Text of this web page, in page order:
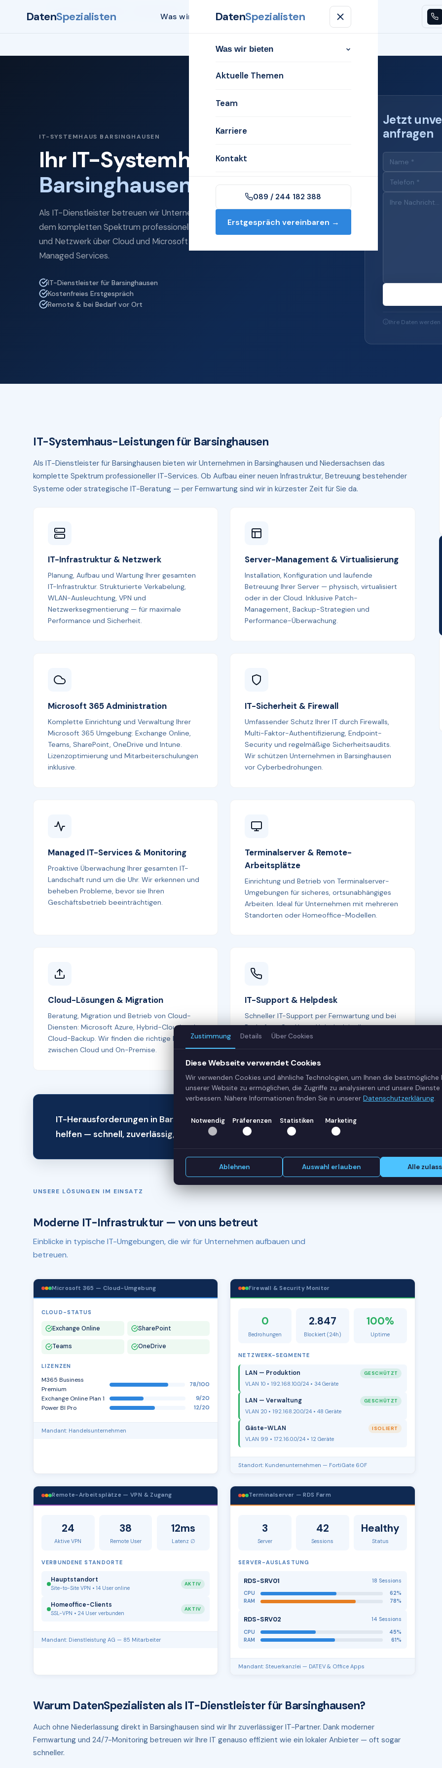
DatenSpezialisten Was wir bieten Aktuelle ThemenTeam Karriere
DatenSpezialisten
Was wir bieten
Aktuelle Themen
Team
Karriere
Kontakt
089 / 244 182 388
Erstgespräch vereinbaren →
Startseite Systemhaus
IT-SYSTEMHAUS BARSINGHAUSEN
Ihr IT-Systemhaus für
Barsinghausen
Als IT-Dienstleister betreuen wir Unternehmen in Barsinghausen mit
dem kompletten Spektrum professioneller IT-Services — von Server
und Netzwerk über Cloud und Microsoft 365 bis zu IT-Sicherheit und
Managed Services.
IT-Dienstleister für Barsinghausen
Kostenfreies Erstgespräch
Remote & bei Bedarf vor Ort
Jetzt
anfragen
Ihre Daten
IT-Systemhaus-Leistungen für Barsinghausen
Als IT-Dienstleister für Barsinghausen bieten wir Unternehmen in Barsinghausen und Niedersachsen das
komplette Spektrum professioneller IT-Services. Ob Aufbau einer neuen Infrastruktur, Betreuung bestehender
Systeme oder strategische IT-Beratung — per Fernwartung sind wir in kürzester Zeit für Sie da.
IT-Infrastruktur & Netzwerk
Planung, Aufbau und Wartung Ihrer gesamten
IT-Infrastruktur. Strukturierte Verkabelung,
WLAN-Ausleuchtung, VPN und
Netzwerksegmentierung — für maximale
Performance und Sicherheit.
Server-Management & Virtualisierung
Installation, Konfiguration und laufende
Betreuung Ihrer Server — physisch, virtualisiert
oder in der Cloud. Inklusive Patch-
Management, Backup-Strategien und
Performance-Überwachung.
Microsoft 365 Administration
Komplette Einrichtung und Verwaltung Ihrer
Microsoft 365 Umgebung: Exchange Online,
Teams, SharePoint, OneDrive und Intune.
Lizenzoptimierung und Mitarbeiterschulungen
inklusive.
IT-Sicherheit & Firewall
Umfassender Schutz Ihrer IT durch Firewalls,
Multi-Faktor-Authentifizierung, Endpoint-
Security und regelmäßige Sicherheitsaudits.
Wir schützen Unternehmen in Barsinghausen
vor Cyberbedrohungen.
Managed IT-Services & Monitoring
Proaktive Überwachung Ihrer gesamten IT-
Landschaft rund um die Uhr. Wir erkennen und
beheben Probleme, bevor sie Ihren
Geschäftsbetrieb beeinträchtigen.
Terminalserver & Remote-
Arbeitsplätze
Einrichtung und Betrieb von Terminalserver-
Umgebungen für sicheres, ortsunabhängiges
Arbeiten. Ideal für Unternehmen mit mehreren
Standorten oder Homeoffice-Modellen.
Cloud-Lösungen & Migration
Beratung, Migration und Betrieb von Cloud-
Diensten: Microsoft Azure, Hybrid-Cloud und
Cloud-Backup. Wir finden die richtige Balance
zwischen Cloud und On-Premise.
IT-Support & Helpdesk
Schneller IT-Support per Fernwartung und bei
Bedarf vor Ort. Unser Helpdesk ist Ihr erster
Ansprechpartner bei allen IT-Fragen —
IT-Herausforderungen in Barsinghausen? Wir
helfen — schnell, zuverlässig, remote.
Erstgespräch vereinbaren
UNSERE LÖSUNGEN IM EINSATZ
Moderne IT-Infrastruktur — von uns betreut
Einblicke in typische IT-Umgebungen, die wir für Unternehmen aufbauen und
betreuen.
Microsoft 365 — Cloud-Umgebung
CLOUD-STATUS
Exchange Online SharePoint
Teams OneDrive
LIZENZEN
M365 Business
Premium
78/100
Exchange Online Plan 1 9/20
Power BI Pro 12/20
Mandant: Handelsunternehmen
Firewall & Security Monitor
0
Bedrohungen
2.847
Blockiert (24h)
100%
Uptime
NETZWERK-SEGMENTE
LAN — Produktion GESCHÜTZT
VLAN 10 • 192.168.10.0/24 • 34 Geräte
LAN — Verwaltung GESCHÜTZT
VLAN 20 • 192.168.20.0/24 • 48 Geräte
Gäste-WLAN ISOLIERT
VLAN 99 • 172.16.0.0/24 • 12 Geräte
Standort: Kundenunternehmen — FortiGate 60F
Remote-Arbeitsplätze — VPN & Zugang
24
Aktive VPN
38
Remote User
12ms
Latenz ∅
VERBUNDENE STANDORTE
Hauptstandort
Site-to-Site VPN • 14 User online
AKTIV
Homeoffice-Clients
SSL-VPN • 24 User verbunden
AKTIV
Mandant: Dienstleistung AG — 85 Mitarbeiter
Terminalserver — RDS Farm
3
Server
42
Sessions
Healthy
Status
SERVER-AUSLASTUNG
RDS-SRV01
18 Sessions
CPU
62%
RAM
78%
RDS-SRV02
14 Sessions
CPU
45%
RAM
61%
Mandant: Steuerkanzlei — DATEV & Office Apps
Warum DatenSpezialisten als IT-Dienstleister für Barsinghausen?
Auch ohne Niederlassung direkt in Barsinghausen sind wir Ihr zuverlässiger IT-Partner. Dank moderner
Fernwartung und 24/7-Monitoring betreuen wir Ihre IT genauso effizient wie ein lokaler Anbieter — oft sogar
schneller.
Zustimmung Details Über Cookies
Diese Webseite verwendet Cookies
Wir verwenden Cookies und ähnliche Technologien, um Ihnen die bestmögliche
unserer Website zu ermöglichen, die Zugriffe zu analysieren und unsere
verbessern. Nähere Informationen finden Sie in unserer Datenschutzerklärung.
Notwendig Präferenzen Statistiken Marketing
Ablehnen Auswahl erlauben Alle